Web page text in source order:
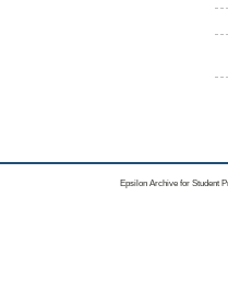
Epsilon Archive for Student